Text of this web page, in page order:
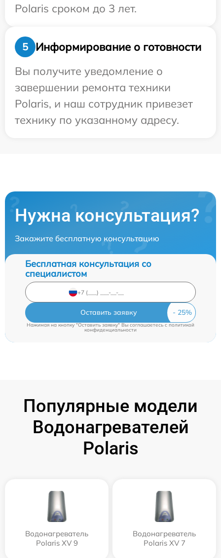
Polaris сроком до 3 лет.
5
Информирование о готовности
Вы получите уведомление о
завершении ремонта техники
Polaris, и наш сотрудник привезет
технику по указанному адресу.
Нужна консультация?
Закажите бесплатную консультацию
Бесплатная консультация со
специалистом
Оставить заявку
Нажимая на кнопку "Оставить заявку" Вы соглашаетесь cполитикой
конфиденциальности
Популярные модели
Водонагревателей
Polaris
Водонагреватель
Polaris XV 9
Водонагреватель
Polaris XV 7